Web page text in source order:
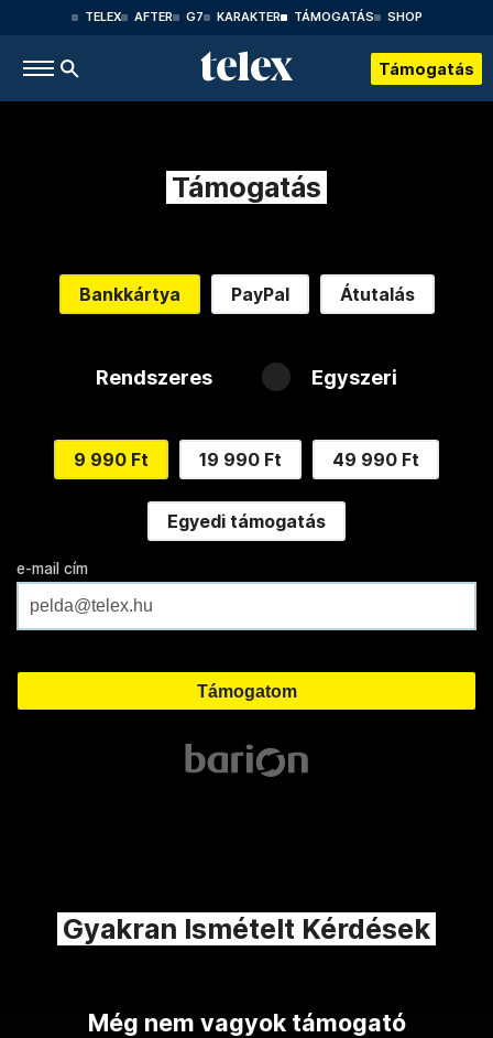
TELEX AFTER G7 KARAKTER TÁMOGATÁS SHOP
Támogatás
Támogatás
Bankkártya PayPal Átutalás
Rendszeres Egyszeri
9 990 Ft 19 990 Ft 49 990 Ft
Egyedi támogatás
e-mail cím
Gyakran Ismételt Kérdések
Még nem vagyok támogató